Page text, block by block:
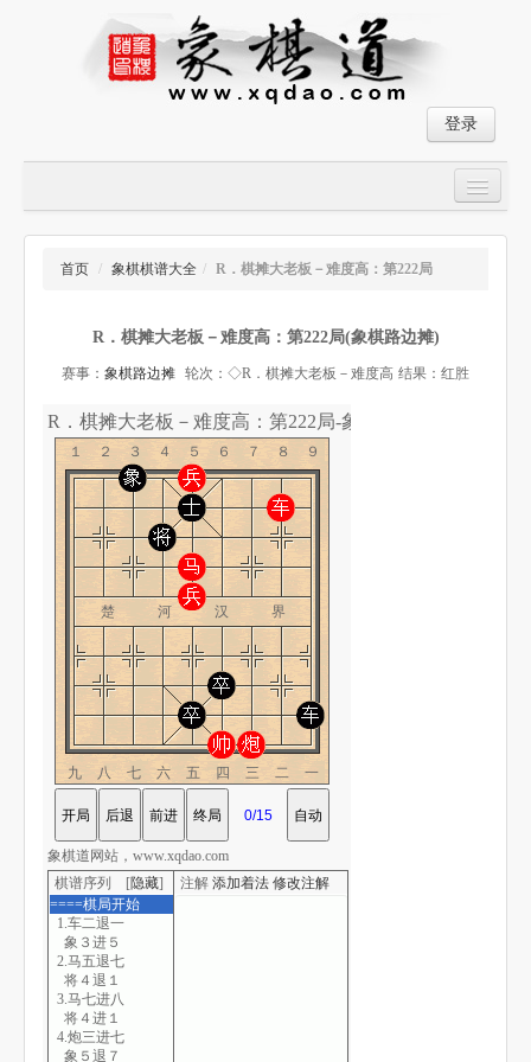
登录
大师对局
象棋棋谱
象棋小游戏
首页 / 象棋棋谱大全 / R．棋摊大老板－难度高：第222局
R．棋摊大老板－难度高：第222局(象棋路边摊)
赛事： 象棋路边摊 轮次：◇R．棋摊大老板－难度高 结果：红胜
R．棋摊大老板－难度高：第222局-象棋道
１２３４５６７８９
楚 河 汉 界
九八七六五四三二一
棋谱序列 [隐藏]
====棋局开始
1.车二退一
象３进５
2.马五退七
将４退１
3.马七进八
将４进１
4.炮三进七
象５退７
注解 添加着法 修改注解
象棋道网站，www.xqdao.com